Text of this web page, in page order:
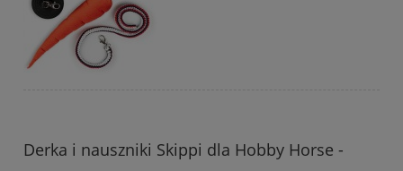
Derka i nauszniki Skippi dla Hobby Horse -